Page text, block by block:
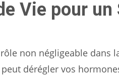
Vie pour un
non négligeable dans
dérégler vos